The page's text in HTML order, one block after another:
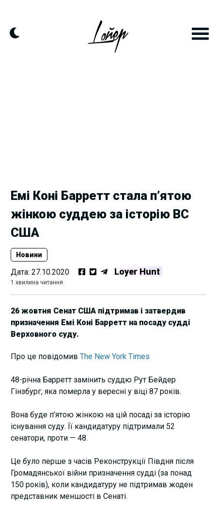
content
Емі Коні Барретт стала п’ятою
жінкою суддею за історію ВС
США
Новини
Дата:27.10.2020 Loyer Hunt
1 хвилина читання
26 жовтня Сенат США підтримав і затвердив
призначення Емі Коні Барретт на посаду судді
Верховного суду.
Про це повідомивThe New York Times
48-річна Барретт замінить суддю Рут Бейдер
Гінзбург, яка померла у вересні у віці 87 років.
Вона буде п’ятою жінкою на цій посаді за історію
існування суду. Її кандидатуру підтримали 52
сенатори, проти — 48.
Це було перше з часів Реконструкції Півдня після
Громадянської війни призначення судді (за понад
150 років), коли кандидатуру не підтримав жоден
представник меншості в Сенаті.